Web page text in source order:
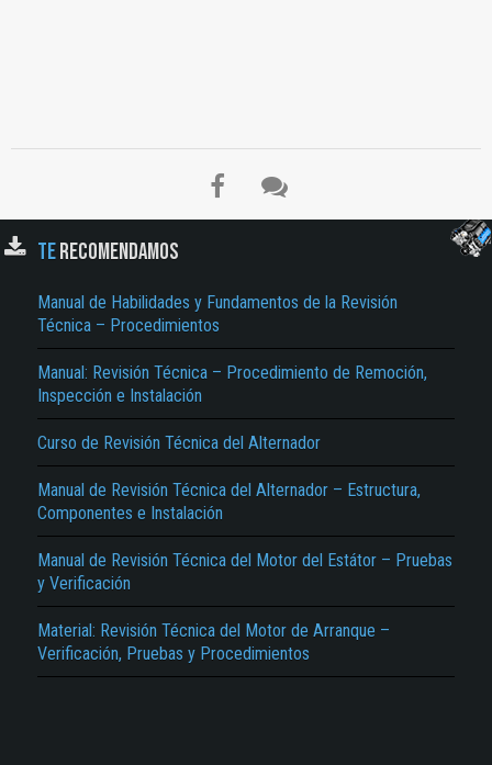
TERECOMENDAMOS
Manual de Habilidades y Fundamentos de la Revisión
Técnica – Procedimientos
Manual: Revisión Técnica – Procedimiento de Remoción,
Inspección e Instalación
Curso de Revisión Técnica del Alternador
Manual de Revisión Técnica del Alternador – Estructura,
Componentes e Instalación
Manual de Revisión Técnica del Motor del Estátor – Pruebas
y Verificación
Material: Revisión Técnica del Motor de Arranque –
Verificación, Pruebas y Procedimientos
No carga o no se visualiza el contenido.